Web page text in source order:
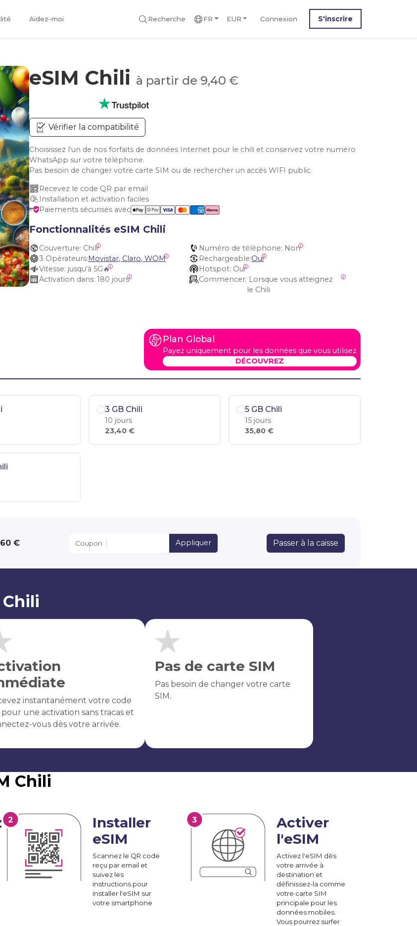
Aidez-moi Recherche FR EUR Connexion S'inscrire
eSIM Chili à partir de 9,40 €
Vérifier la compatibilité
Choisissez l'un de nos forfaits de données Internet pour le chili et conservez votre numéro
WhatsApp sur votre téléphone.
Pas besoin de changer votre carte SIM ou de rechercher un accès WIFI public.
Recevez le code QR par email
Installation et activation faciles
Paiements sécurisés avec
Fonctionnalités eSIM Chili
Couverture: Chili Numéro de téléphone: Non
3 Opérateurs:Movistar, Claro, WOM Rechargeable:Oui
Vitesse: jusqu'à 5G🔥 Hotspot: Oui
Activation dans: 180 jours Commencer:
le Chili
Plan Global
Payez uniquement pour les données que vous utilisez
DÉCOUVREZ
3 GB Chili
10 jours
23,40 €
5 GB Chili
15 jours
35,80 €
€ Coupon Appliquer Passer à la caisse
instantanément votre code
pour une activation sans tracas et
vous dès votre arrivée.
Pas de carte SIM
Pas besoin de changer votre carte
SIM.
Chili
Installer
eSIM
Scannez le QR code
reçu par email et
suivez les
instructions pour
installer l'eSIM sur
votre smartphone
Activer
l'eSIM
Activez l'eSIM dès
votre arrivée à
destination et
définissez-la comme
votre carte SIM
principale pour les
données mobiles.
Vous pourrez surfer